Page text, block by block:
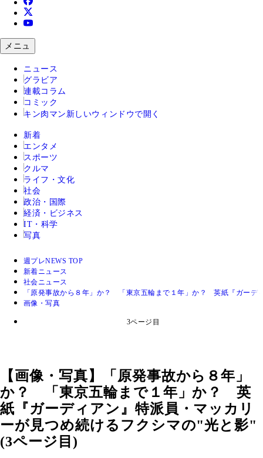
メニュ
ニュース
グラビア
連載コラム
コミック
キン肉マン 新しいウィンドウで開く
新着
エンタメ
スポーツ
クルマ
ライフ・文化
社会
政治・国際
経済・ビジネス
IT・科学
写真
週プレNEWS TOP
新着ニュース
社会ニュース
「原発事故から８年」か？ 「東京五輪まで１年」か？ 英紙『ガーデ
画像・写真
3ページ目
【画像・写真】「原発事故から８年」
か？ 「東京五輪まで１年」か？ 英
紙『ガーディアン』特派員・マッカリ
ーが見つめ続けるフクシマの"光と影"
(3ページ目)